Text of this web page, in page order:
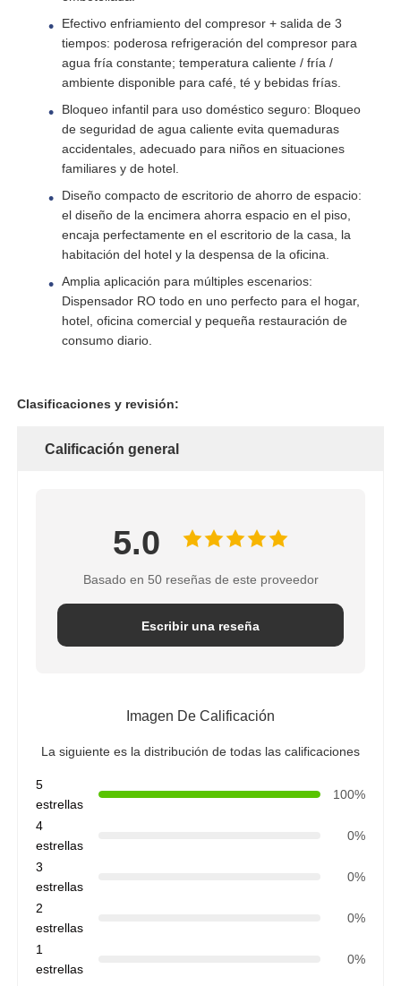
Recipiente del reactor de FRP
Resina de intercambio iónico
Válvula de control del filtro
manómetro
soporte RO
Efectivo enfriamiento del compresor + salida de 3
tiempos: poderosa refrigeración del compresor para
agua fría constante; temperatura caliente / fría /
ambiente disponible para café, té y bebidas frías.
Bloqueo infantil para uso doméstico seguro: Bloqueo
de seguridad de agua caliente evita quemaduras
accidentales, adecuado para niños en situaciones
familiares y de hotel.
Diseño compacto de escritorio de ahorro de espacio:
el diseño de la encimera ahorra espacio en el piso,
encaja perfectamente en el escritorio de la casa, la
habitación del hotel y la despensa de la oficina.
Amplia aplicación para múltiples escenarios:
Dispensador RO todo en uno perfecto para el hogar,
hotel, oficina comercial y pequeña restauración de
consumo diario.
Clasificaciones y revisión:
Calificación general
5.0
Basado en 50 reseñas de este proveedor
Escribir una reseña
Imagen De Calificación
La siguiente es la distribución de todas las calificaciones
5
estrellas
100%
4
estrellas
0%
3
estrellas
0%
2
estrellas
0%
1
estrellas
0%